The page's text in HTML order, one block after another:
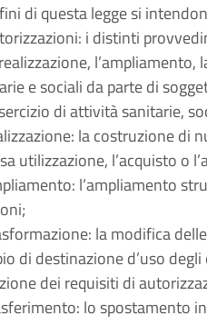
di questa legge si
i distinti
e sociali da parte di
di attività sanitarie,
la costruzione di
utilizzazione, l’acquisto o
l’ampliamento
la modifica
di destinazione d’uso
dei requisiti di
lo spostamento